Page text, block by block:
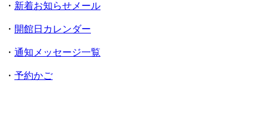
・ 新着お知らせメール
・ 開館日カレンダー
・ 通知メッセージ一覧
・ 予約かご